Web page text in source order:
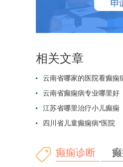
相关文章
云南省哪家的医院看癫痫
云南省癫痫病专业哪里好
江苏省哪里治疗小儿癫痫
四川省儿童癫痫病*医院
癫痫诊断